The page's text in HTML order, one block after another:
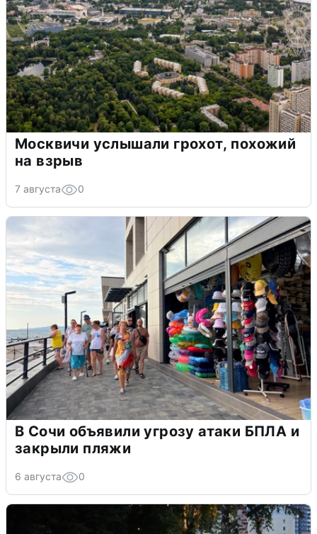
Москвичи услышали грохот, похожий
на взрыв
7 августа 0
В Сочи объявили угрозу атаки БПЛА и
закрыли пляжи
6 августа 0